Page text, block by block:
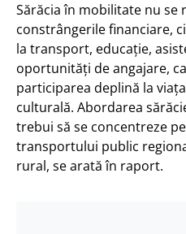
Sărăcia în mobilitate nu se
constrângerile financiare,
la transport, educație,
oportunități de angajare,
participarea deplină la
culturală. Abordarea
trebui să se concentreze
transportului public
rural, se arată în raport.